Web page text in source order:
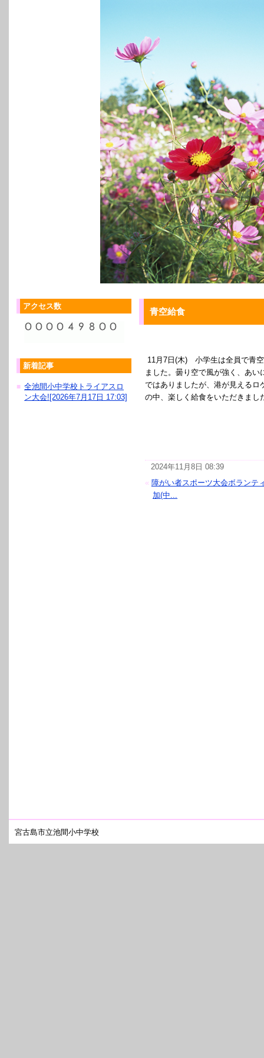
青空給食
11月7日(木) 小学生は全員で青
ました。曇り空で風が強く、あい
ではありましたが、港が見えるロ
の中、楽しく給食をいただきまし
2024年11月8日 08:39
« 障がい者スポーツ大会ボランテ
加(中...
アクセス数
新着記事
■ 全池間小中学校トライアスロ
ン大会![2026年7月17日 17:03]
宮古島市立池間小中学校